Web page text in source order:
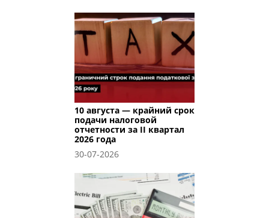
10 августа — крайний срок
подачи налоговой
отчетности за II квартал
2026 года
30-07-2026